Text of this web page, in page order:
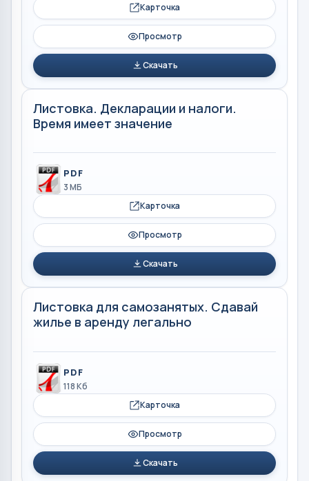
Карточка
Просмотр
Скачать
Листовка. Декларации и налоги.
Время имеет значение
PDF
3 МБ
Карточка
Просмотр
Скачать
Листовка для самозанятых. Сдавай
жилье в аренду легально
PDF
118 Кб
Карточка
Просмотр
Скачать